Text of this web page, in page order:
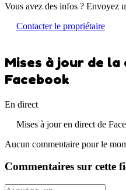
Vous avez des infos ? Envoyez
Contacter le propriétaire
Mises à jour de
Facebook
En direct
Mises à jour en direct de
Aucun commentaire pour le
Commentaires sur cette